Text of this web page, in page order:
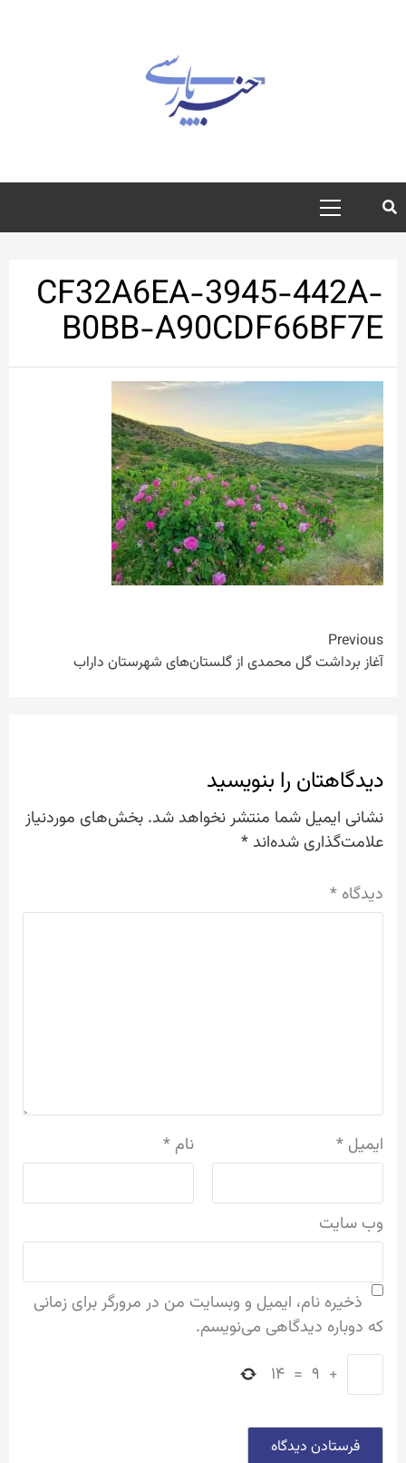
منوی
اصلی
CF32A6EA-3945-442A-
B0BB-A90CDF66BF7E
Continue
Reading
Previous
آغاز برداشت گل محمدی از گلستان‌های شهرستان داراب
دیدگاهتان را بنویسید
نشانی ایمیل شما منتشر نخواهد شد. بخش‌های موردنیاز
علامت‌گذاری شده‌اند *
دیدگاه *
نام * ایمیل *
وب‌ سایت
ذخیره نام، ایمیل و وبسایت من در مرورگر برای زمانی
که دوباره دیدگاهی می‌نویسم.
+ ۹ = ۱۴